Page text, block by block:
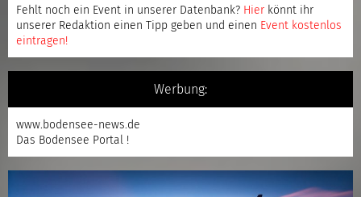
Fehlt noch ein Event in unserer Datenbank? Hier könnt ihr
unserer Redaktion einen Tipp geben und einen Event kostenlos
eintragen!
Werbung:
www.bodensee-news.de
Das Bodensee Portal !